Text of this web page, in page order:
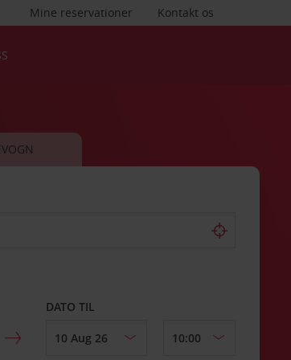
Kontakt os
Mine reservationer
DATO TIL